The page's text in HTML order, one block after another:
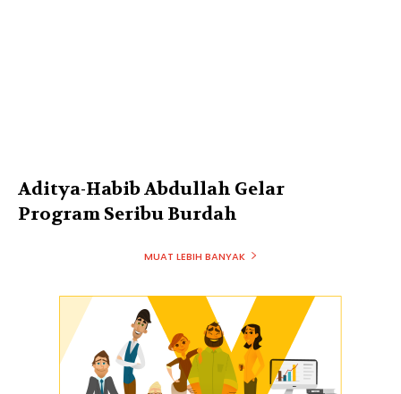
Aditya-Habib Abdullah Gelar
Program Seribu Burdah
MUAT LEBIH BANYAK